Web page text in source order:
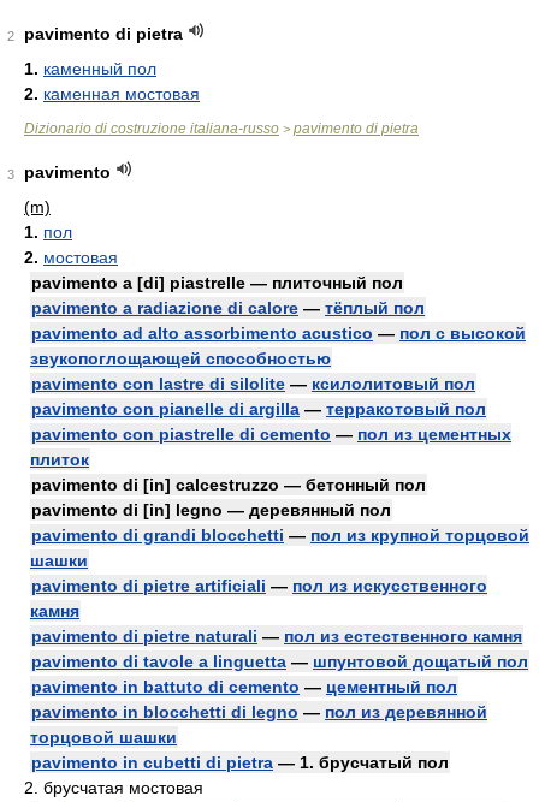
2
pavimento di pietra
1. каменный пол
2. каменная мостовая
Dizionario di costruzione italiana-russo > pavimento di pietra
3
pavimento
(m)
1. пол
2. мостовая
pavimento a [di] piastrelle — плиточный пол
pavimento a radiazione di calore — тёплый пол
pavimento ad alto assorbimento acustico — пол с высокой
звукопоглощающей способностью
pavimento con lastre di silolite — ксилолитовый пол
pavimento con pianelle di argilla — терракотовый пол
pavimento con piastrelle di cemento — пол из цементных
плиток
pavimento di [in] calcestruzzo — бетонный пол
pavimento di [in] legno — деревянный пол
pavimento di grandi blocchetti — пол из крупной торцовой
шашки
pavimento di pietre artificiali — пол из искусственного
камня
pavimento di pietre naturali — пол из естественного камня
pavimento di tavole a linguetta — шпунтовой дощатый пол
pavimento in battuto di cemento — цементный пол
pavimento in blocchetti di legno — пол из деревянной
торцовой шашки
pavimento in cubetti di pietra — 1. брусчатый пол
2. брусчатая мостовая